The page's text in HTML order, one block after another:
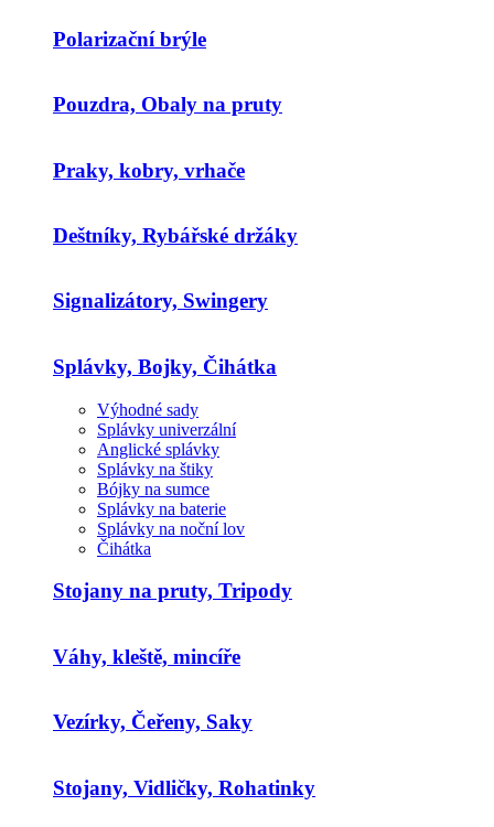
Polarizační brýle
Pouzdra, Obaly na pruty
Praky, kobry, vrhače
Deštníky, Rybářské držáky
Signalizátory, Swingery
Splávky, Bojky, Čihátka
Výhodné sady
Splávky univerzální
Anglické splávky
Splávky na štiky
Bójky na sumce
Splávky na baterie
Splávky na noční lov
Čihátka
Stojany na pruty, Tripody
Váhy, kleště, mincíře
Vezírky, Čeřeny, Saky
Stojany, Vidličky, Rohatinky